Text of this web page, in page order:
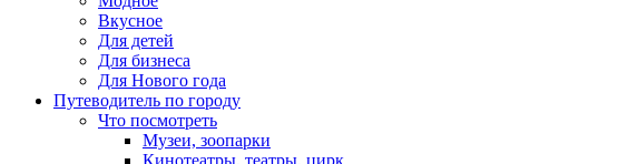
Вкусное
Для детей
Для бизнеса
Для Нового года
Путеводитель по городу
Что посмотреть
Музеи, зоопарки
Кинотеатры, театры, цирк